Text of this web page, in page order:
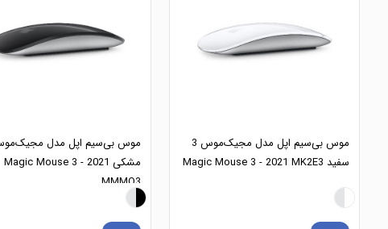
موس بی‌سیم اپل مدل مجیک‌موس 3
سفید Magic Mouse 3 - 2021 MK2E3
مشکی Magic Mouse 3 - 2021
MMMQ3